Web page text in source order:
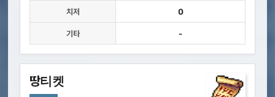
치저 0
기타 -
땅티켓